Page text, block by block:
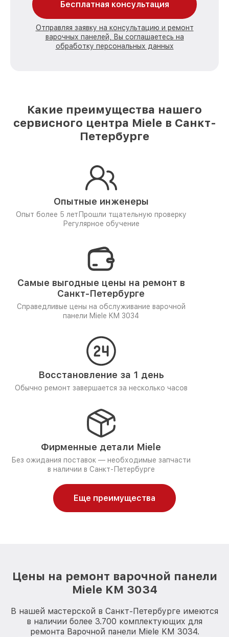
Бесплатная консультация
Отправляя заявку на консультацию и ремонт
варочных панелей, Вы соглашаетесь на
обработку персональных данных
Какие преимущества нашего
сервисного центра Miele в Санкт-
Петербурге
Опытные инженеры
Опыт более 5 лет Прошли тщательную проверку
Регулярное обучение
Самые выгодные цены на ремонт в
Санкт-Петербурге
Справедливые цены на обслуживание варочной
панели Miele KM 3034
Восстановление за 1 день
Обычно ремонт завершается за несколько часов
Фирменные детали Miele
Без ожидания поставок — необходимые запчасти
в наличии в Санкт-Петербурге
Еще преимущества
Цены на ремонт варочной панели
Miele KM 3034
В нашей мастерской в Санкт-Петербурге имеются
в наличии более 3.700 комплектующих для
ремонта Варочной панели Miele KM 3034.